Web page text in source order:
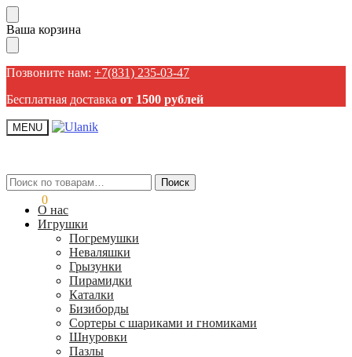
Пропустить
навигацию
Перейти
к
содержанию
Ваша корзина
Позвоните нам: +7(831) 235-03-47
Бесплатная доставка от 1500 рублей
MENU
Искать: Поиск
0
Искать: Поиск
О нас
Игрушки
Погремушки
Неваляшки
Грызунки
Пирамидки
Каталки
Бизиборды
Сортеры с шариками и гномиками
Шнуровки
Пазлы